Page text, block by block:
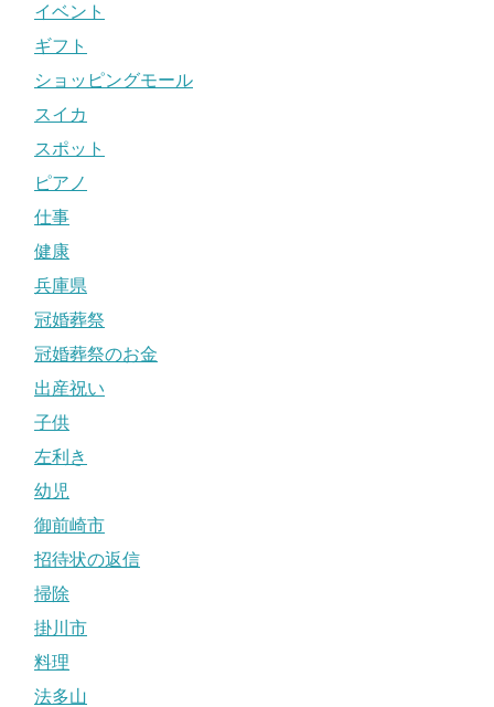
イベント
ギフト
ショッピングモール
スイカ
スポット
ピアノ
仕事
健康
兵庫県
冠婚葬祭
冠婚葬祭のお金
出産祝い
子供
左利き
幼児
御前崎市
招待状の返信
掃除
掛川市
料理
法多山